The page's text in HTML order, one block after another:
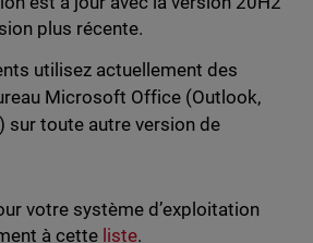
plus récente.
utilisez actuellement des
Microsoft Office (Outlook,
sur toute autre version de
votre système d’exploitation
à cette liste.